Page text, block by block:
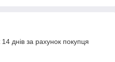
днів за рахунок покупця